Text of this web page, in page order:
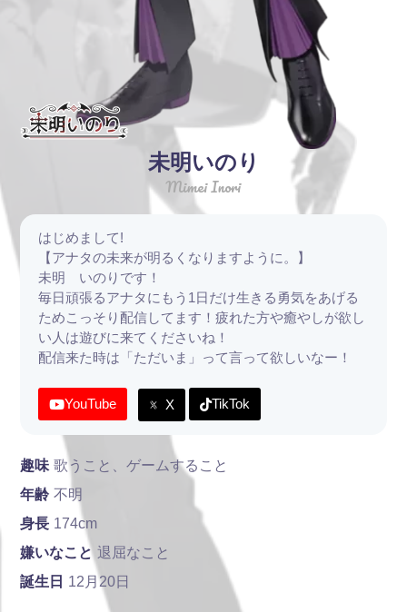
未明いのり
Mimei Inori
はじめまして!
【アナタの未来が明るくなりますように。】
未明 いのりです！
毎日頑張るアナタにもう1日だけ生きる勇気をあげる
ためこっそり配信してます！疲れた方や癒やしが欲し
い人は遊びに来てくださいね！
配信来た時は「ただいま」って言って欲しいなー！
YouTube X TikTok
趣味 歌うこと、ゲームすること
年齢 不明
身長 174cm
嫌いなこと 退屈なこと
誕生日 12月20日